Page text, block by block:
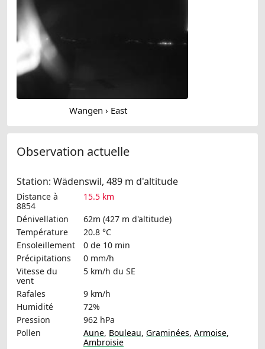
Wangen › East
Observation actuelle
Station: Wädenswil, 489 m d'altitude
Distance à
8854
15.5 km
Dénivellation
62m (427 m d'altitude)
Température
20.8 °C
Ensoleillement
0 de 10 min
Précipitations
0 mm/h
Vitesse du
vent
5 km/h du SE
Rafales
9 km/h
Humidité
72%
Pression
962 hPa
Pollen
Aune, Bouleau, Graminées, Armoise,
Ambroisie